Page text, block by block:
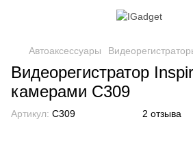
Автоаксессуары
Видеорегистратор
камерами С309
Артикул: С309 2 отзыва